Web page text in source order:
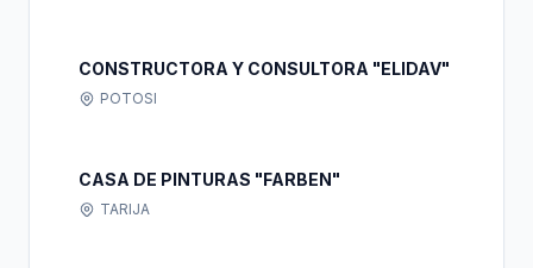
CONSTRUCTORA Y CONSULTORA "ELIDAV"
POTOSI
CASA DE PINTURAS "FARBEN"
TARIJA